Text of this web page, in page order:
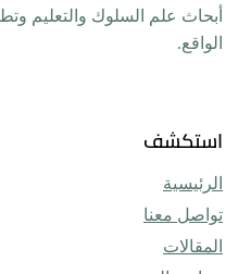
وتطبيقاتها الأخلاقية في أرض
التخصصات
العضويات
مكتبة رواد علم النفس